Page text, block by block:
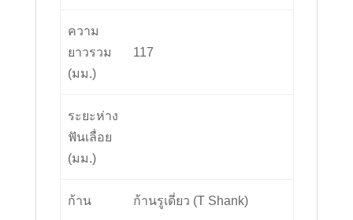
ความ
ยาวรวม
(มม.)
117
ระยะห่าง
ฟันเลื่อย
(มม.)
ก้าน ก้านรูเดี่ยว (T Shank)